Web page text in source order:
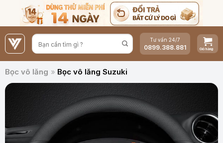
nội
dung
Tư vấn 24/7
0899.388.881
Bọc vô lăng » Bọc vô lăng Suzuki